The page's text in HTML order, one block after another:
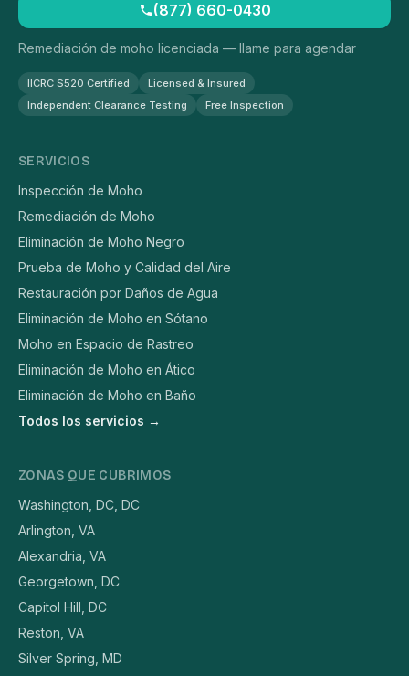
(877) 660-0430
Remediación de moho licenciada — llame para agendar
IICRC S520 Certified
Licensed & Insured
Independent Clearance Testing
Free Inspection
SERVICIOS
Inspección de Moho
Remediación de Moho
Eliminación de Moho Negro
Prueba de Moho y Calidad del Aire
Restauración por Daños de Agua
Eliminación de Moho en Sótano
Moho en Espacio de Rastreo
Eliminación de Moho en Ático
Eliminación de Moho en Baño
Todos los servicios →
ZONAS QUE CUBRIMOS
Washington, DC, DC
Arlington, VA
Alexandria, VA
Georgetown, DC
Capitol Hill, DC
Reston, VA
Silver Spring, MD